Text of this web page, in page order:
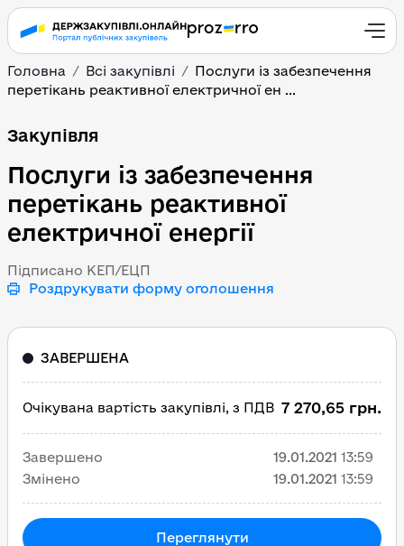
Головна Всі закупівлі
Послуги із забезпечення
перетікань реактивної електричної ен ...
Послуги із
Закупівля
Послуги із забезпечення
перетікань реактивної
електричної енергії
Підписано КЕП/ЕЦП
Роздрукувати форму оголошення
ЗАВЕРШЕНА
Очікувана вартість закупівлі, з ПДВ 7 270,65 грн.
Завершено 19.01.2021 13:59
Змінено
19.01.2021 13:59
Переглянути